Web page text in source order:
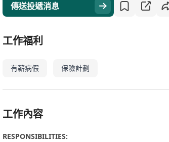
傳送投遞消息
工作福利
有薪病假 保險計劃
工作內容
RESPONSIBILITIES: